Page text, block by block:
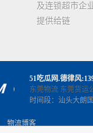
及连锁超市企
提供给链
51吃瓜网.德律风
东莞物流 东莞货运
时间段：汕头大朗
物流博客